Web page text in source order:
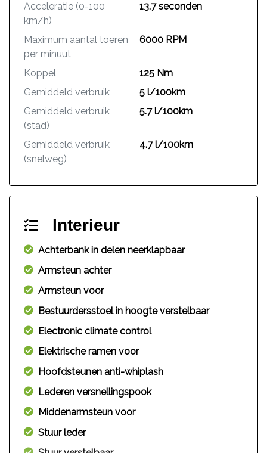
Acceleratie (0-100
km/h)
13.7 seconden
Maximum aantal toeren
per minuut
6000 RPM
Koppel
125 Nm
Gemiddeld verbruik
5 l/100km
Gemiddeld verbruik
(stad)
5.7 l/100km
Gemiddeld verbruik
(snelweg)
4.7 l/100km
Interieur
Achterbank in delen neerklapbaar
Armsteun achter
Armsteun voor
Bestuurdersstoel in hoogte verstelbaar
Electronic climate control
Elektrische ramen voor
Hoofdsteunen anti-whiplash
Lederen versnellingspook
Middenarmsteun voor
Stuur leder